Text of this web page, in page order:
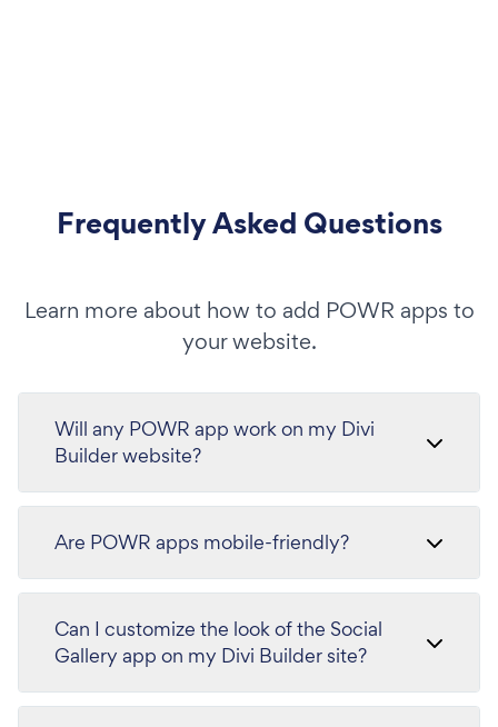
Frequently Asked Questions
Learn more about how to add POWR apps to
your website.
Will any POWR app work on my Divi
Builder website?
Are POWR apps mobile-friendly?
Can I customize the look of the Social
Gallery app on my Divi Builder site?